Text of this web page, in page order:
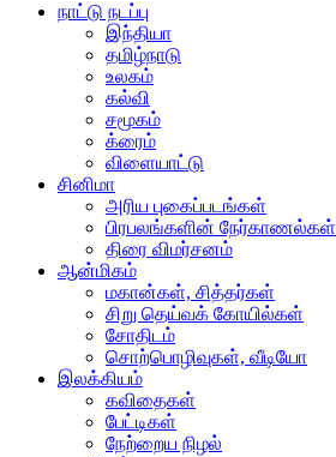
நாட்டு நடப்பு
இந்தியா
தமிழ்நாடு
உலகம்
கல்வி
சமூகம்
க்ரைம்
விளையாட்டு
சினிமா
அரிய புகைப்படங்கள்
பிரபலங்களின் நேர்காணல்கள்
திரை விமர்சனம்
ஆன்மிகம்
மகான்கள், சித்தர்கள்
சிறு தெய்வக் கோயில்கள்
சோதிடம்
சொற்பொழிவுகள், வீடியோ
இலக்கியம்
கவிதைகள்
பேட்டிகள்
நேற்றைய நிழல்